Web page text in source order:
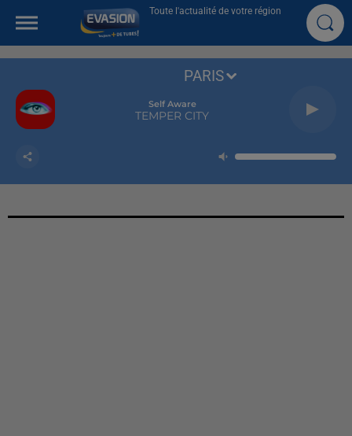
Toute l'actualité de votre région
Self Aware
TEMPER CITY
PARIS